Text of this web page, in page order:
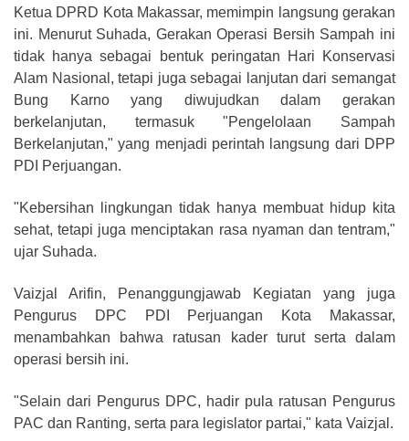
Ketua DPRD Kota Makassar, memimpin langsung gerakan
ini. Menurut Suhada, Gerakan Operasi Bersih Sampah ini
tidak hanya sebagai bentuk peringatan Hari Konservasi
Alam Nasional, tetapi juga sebagai lanjutan dari semangat
Bung Karno yang diwujudkan dalam gerakan
berkelanjutan, termasuk "Pengelolaan Sampah
Berkelanjutan," yang menjadi perintah langsung dari DPP
PDI Perjuangan.
"Kebersihan lingkungan tidak hanya membuat hidup kita
sehat, tetapi juga menciptakan rasa nyaman dan tentram,"
ujar Suhada.
Vaizjal Arifin, Penanggungjawab Kegiatan yang juga
Pengurus DPC PDI Perjuangan Kota Makassar,
menambahkan bahwa ratusan kader turut serta dalam
operasi bersih ini.
"Selain dari Pengurus DPC, hadir pula ratusan Pengurus
PAC dan Ranting, serta para legislator partai," kata Vaizjal.